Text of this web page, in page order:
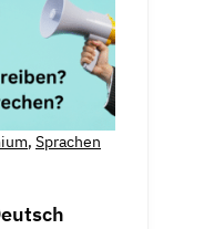
, Sprachen